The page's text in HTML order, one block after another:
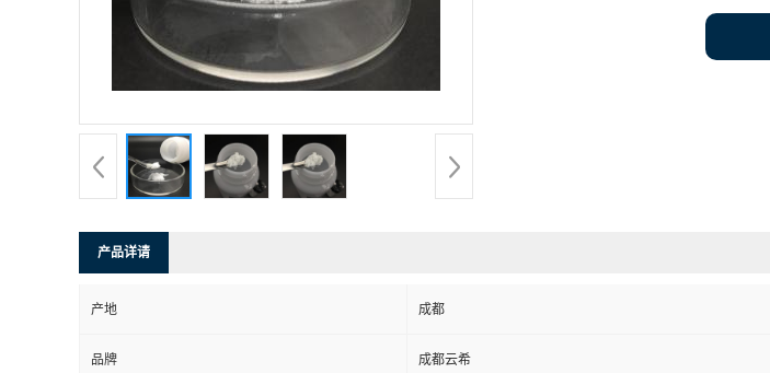
产品详请
产地 成都
品牌 成都云希